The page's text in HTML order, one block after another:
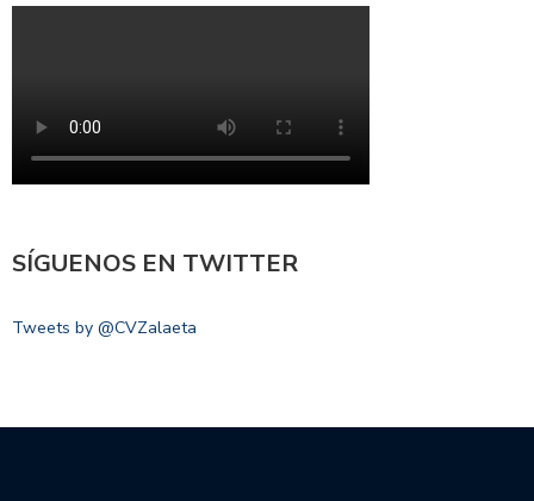
SÍGUENOS EN TWITTER
Tweets by @CVZalaeta